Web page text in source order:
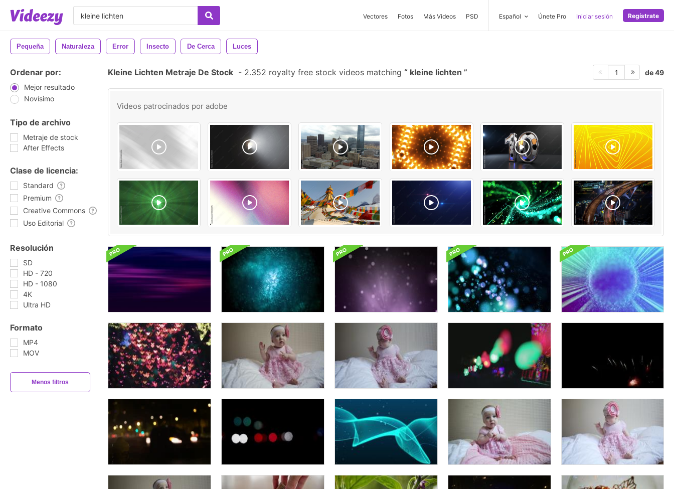
Vectores Fotos Más Videos PSD Español Únete Pro Iniciar sesión Regístrate
Pequeña Naturaleza Error Insecto De Cerca Luces
Ordenar por:
Mejor resultado
Novísimo
Tipo de archivo
Metraje de stock
After Effects
Clase de licencia:
Standard
Premium
Creative Commons
Uso Editorial
Resolución
SD
HD - 720
HD - 1080
4K
Ultra HD
Formato
MP4
MOV
Menos filtros
Kleine Lichten Metraje De Stock - 2.352 royalty free stock videos matching kleine lichten 1 de 49
Videos patrocinados por adobe